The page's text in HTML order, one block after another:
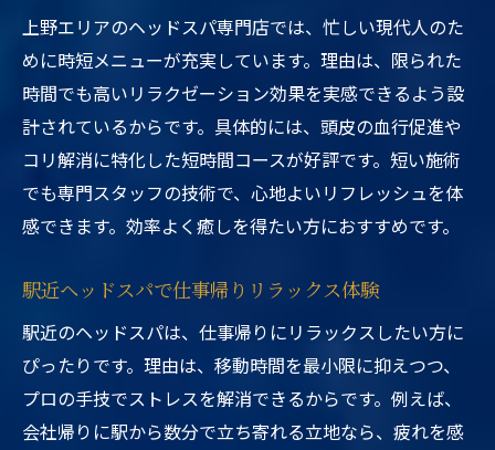
上野エリアのヘッドスパ専門店では、忙しい現代人のた
めに時短メニューが充実しています。理由は、限られた
時間でも高いリラクゼーション効果を実感できるよう設
計されているからです。具体的には、頭皮の血行促進や
コリ解消に特化した短時間コースが好評です。短い施術
でも専門スタッフの技術で、心地よいリフレッシュを体
感できます。効率よく癒しを得たい方におすすめです。
駅近ヘッドスパで仕事帰りリラックス体験
駅近のヘッドスパは、仕事帰りにリラックスしたい方に
ぴったりです。理由は、移動時間を最小限に抑えつつ、
プロの手技でストレスを解消できるからです。例えば、
会社帰りに駅から数分で立ち寄れる立地なら、疲れを感